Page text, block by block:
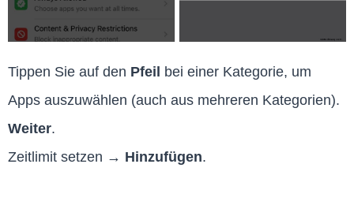
Tippen Sie auf den Pfeil bei einer Kategorie, um
Apps auszuwählen (auch aus mehreren Kategorien).
Weiter.
Zeitlimit setzen → Hinzufügen.